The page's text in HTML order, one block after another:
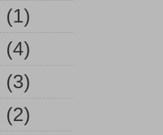
(1)
(4)
(3)
(2)